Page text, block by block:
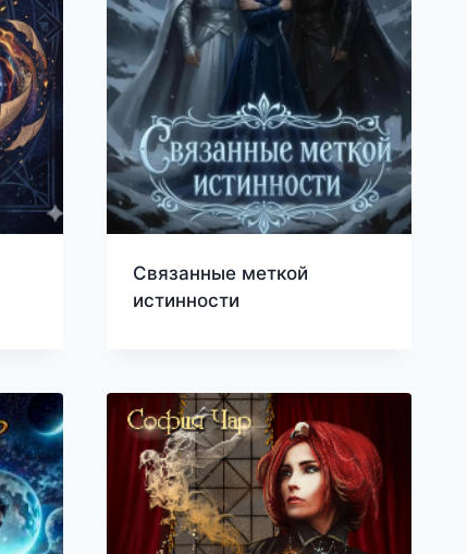
Связанные меткой
истинности